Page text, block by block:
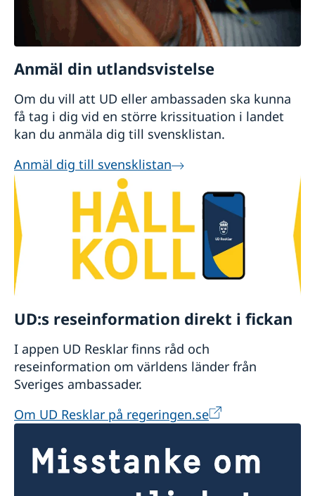
Anmäl din utlandsvistelse
Om du vill att UD eller ambassaden ska kunna
få tag i dig vid en större krissituation i landet
kan du anmäla dig till svensklistan.
Anmäl dig till svensklistan
UD:s reseinformation direkt i fickan
I appen UD Resklar finns råd och
reseinformation om världens länder från
Sveriges ambassader.
Om UD Resklar på regeringen.se